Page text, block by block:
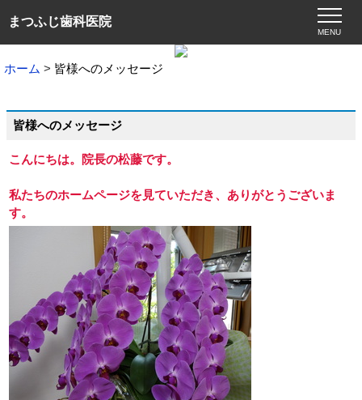
まつふじ歯科医院
MENU
ホーム 皆様へのメッセージ
皆様へのメッセージ
こんにちは。院長の松藤です。
私たちのホームページを見ていただき、ありがとうございま
す。